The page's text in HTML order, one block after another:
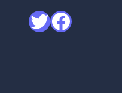
Twitter
Facebook